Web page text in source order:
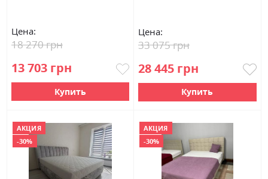
Цена:
13 703 грн
18 270 грн
Купить
Цена:
28 445 грн
33 075 грн
Купить
АКЦИЯ
-30%
АКЦИЯ
-30%